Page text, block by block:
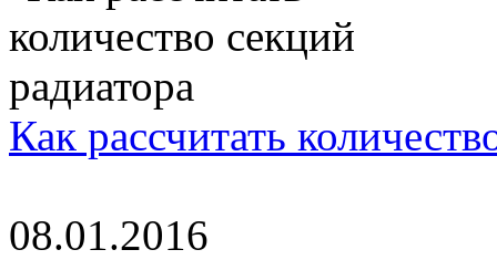
Как рассчитать
08.01.2016